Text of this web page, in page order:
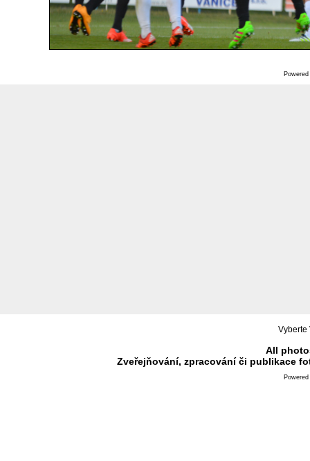
Vyberte
All
Zveřejňování, zpracování či publikace